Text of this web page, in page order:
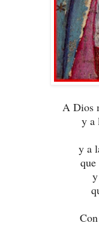
A Dios
y a
y a